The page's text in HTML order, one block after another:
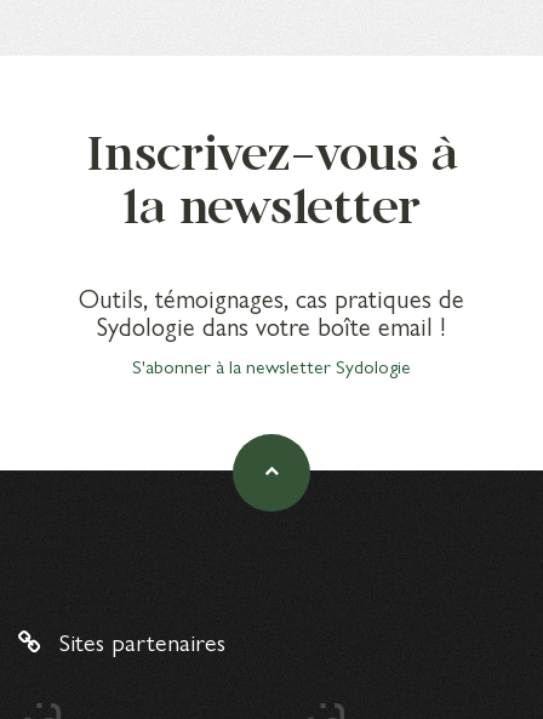
Inscrivez-vous à
la newsletter
Outils, témoignages, cas pratiques de
Sydologie dans votre boîte email !
S'abonner à la newsletter Sydologie
Sites partenaires